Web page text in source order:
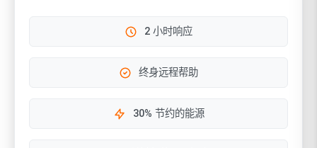
2 小时响应
终身远程帮助
30% 节约的能源